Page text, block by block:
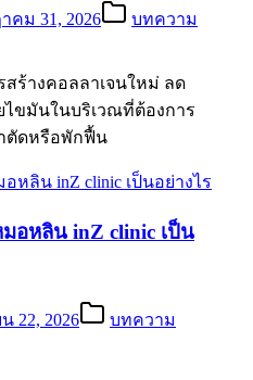
คม 31, 2026
บทความ
สร้างคอลลาเจนใหม่ ลด
ขมันในบริเวณที่ต้องการ
ตัดหรือพักฟื้น
อหลิน inZ clinic เป็น
22, 2026
บทความ